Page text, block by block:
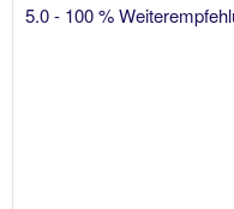
5.0 - 100 %